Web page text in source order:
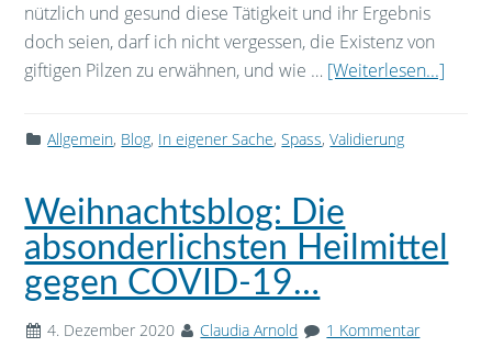
nützlich und gesund diese Tätigkeit und ihr Ergebnis
doch seien, darf ich nicht vergessen, die Existenz von
giftigen Pilzen zu erwähnen, und wie … [Weiterlesen...]
Allgemein, Blog, In eigener Sache,Spass,Validierung
Weihnachtsblog: Die
absonderlichsten Heilmittel
gegen COVID-19…
4. Dezember 2020 Claudia Arnold 1 Kommentar